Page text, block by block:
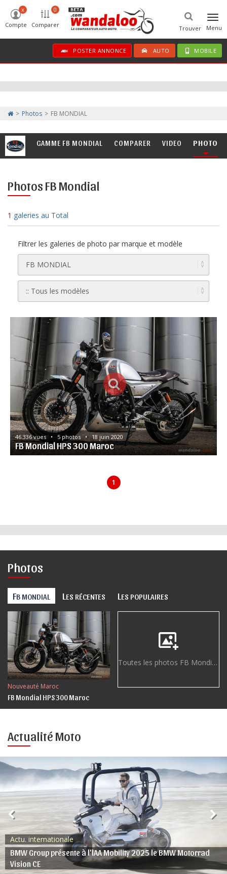
Menu
Trouver
x
Compte
0
Comparer
POSTER ANNONCE AUTO MOBILE
Photos FB MONDIAL
GAMME FB MONDIAL COMPARER VIDEO PHOTO
Photos FB Mondial
1 galeries au Total
Filtrer les galeries de photo par marque et modèle
46.336 vues   •   5 photos   •   18 juin 2020
FB Mondial HPS 300 Maroc
1
Photos
FB MONDIAL L ES RÉCENTES L ES POPULAIRES
Nouveauté Maroc
FB Mondial HPS 300 Maroc
Toutes les photos FB Mondial »
Actualité Moto
Actu. internationale
BMW Group présente à l'lAA Mobility 2025 le BMW Motorrad
Vision CE